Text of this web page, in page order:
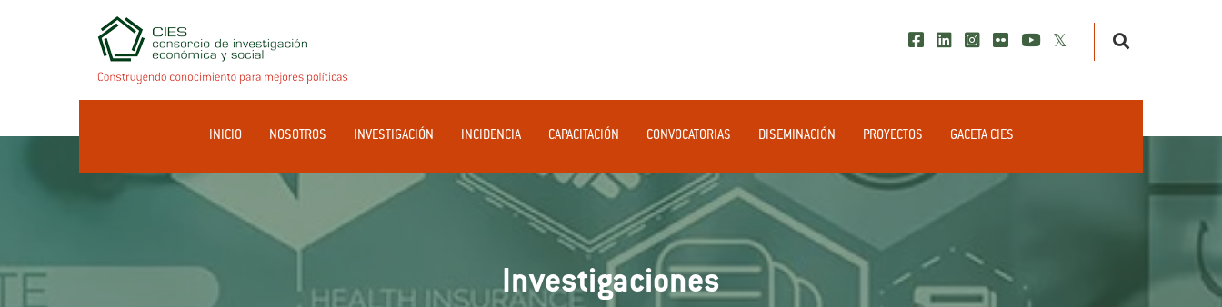
INICIO NOSOTROS INVESTIGACIÓN INCIDENCIA CAPACITACIÓN CONVOCATORIAS DISEMINACIÓN PROYECTOS GACETA CIES
Investigaciones